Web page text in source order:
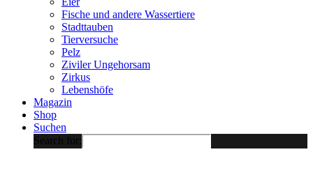
Fische und andere Wassertiere
Stadttauben
Tierversuche
Pelz
Ziviler Ungehorsam
Zirkus
Lebenshöfe
Magazin
Shop
Suchen
Search for: